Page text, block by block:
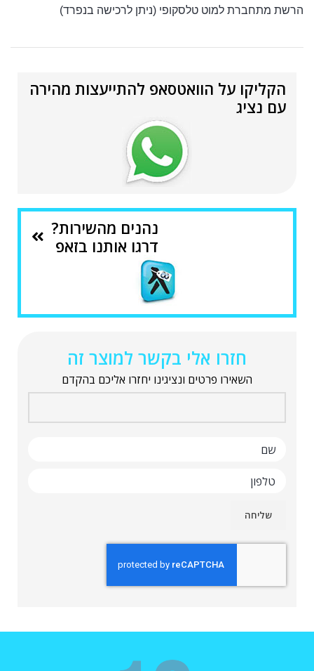
הרשת מתחברת למוט טלסקופי (ניתן לרכישה בנפרד)
הקליקו על הוואטסאפ להתייעצות מהירה
עם נציג
נהנים מהשירות?
דרגו אותנו בזאפ
חזרו אלי בקשר למוצר זה
השאירו פרטים ונציגינו יחזרו אליכם בהקדם